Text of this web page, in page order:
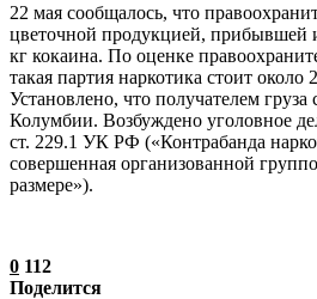
22 мая сообщалось, что
цветочной продукцией, прибывшей
кг кокаина. По оценке
такая партия наркотика стоит около
Установлено, что получателем груза
Колумбии. Возбуждено уголовное
ст. 229.1 УК РФ («Контрабанда
совершенная организованной
размере»).
0 112
Поделится